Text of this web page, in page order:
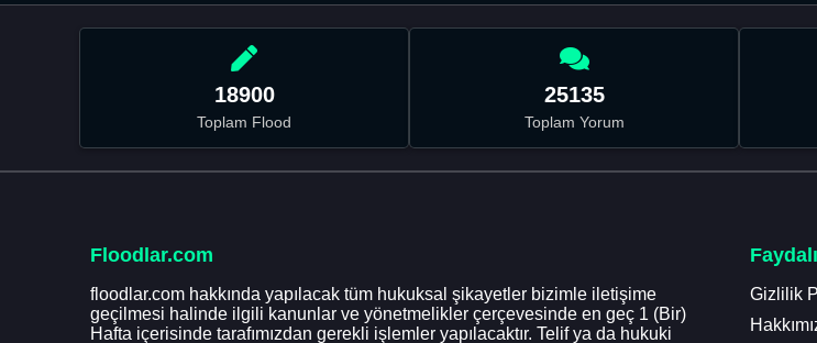
18900
Toplam Flood
25135
Toplam Yorum
Floodlar.com
floodlar.com hakkında yapılacak tüm hukuksal şikayetler bizimle iletişime
geçilmesi halinde ilgili kanunlar ve yönetmelikler çerçevesinde en geç 1 (Bir)
Hafta içerisinde tarafımızdan gerekli işlemler yapılacaktır. Telif ya da hukuki
Gizlilik